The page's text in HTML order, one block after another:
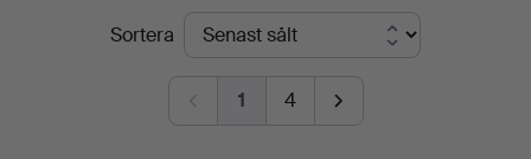
Karljohan
Auktioner
SlutpriserSortera
1 4